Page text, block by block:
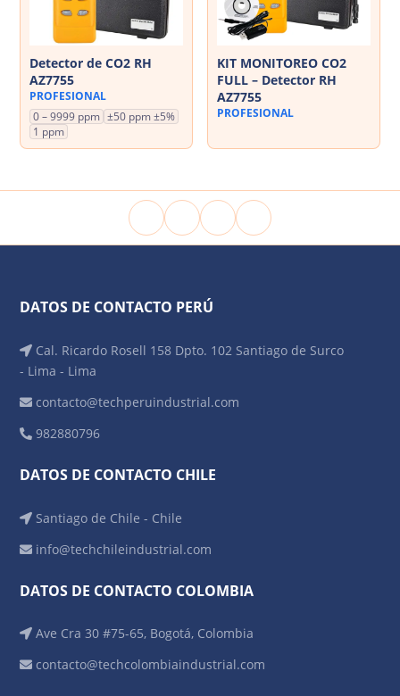
Detector de CO2 RH
AZ7755
PROFESIONAL
0 – 9999 ppm ±50 ppm ±5%
1 ppm
KIT MONITOREO CO2
FULL – Detector RH
AZ7755
PROFESIONAL
DATOS DE CONTACTO PERÚ
Cal. Ricardo Rosell 158 Dpto. 102 Santiago de Surco
- Lima - Lima
contacto@techperuindustrial.com
982880796
DATOS DE CONTACTO CHILE
Santiago de Chile - Chile
info@techchileindustrial.com
DATOS DE CONTACTO COLOMBIA
Ave Cra 30 #75-65, Bogotá, Colombia
contacto@techcolombiaindustrial.com